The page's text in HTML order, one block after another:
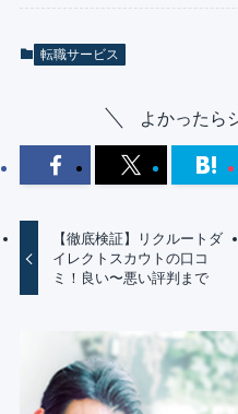
転職サービス
よかったら
【徹底検証】リクルートダ
イレクトスカウトの口コ
ミ！良い〜悪い評判まで